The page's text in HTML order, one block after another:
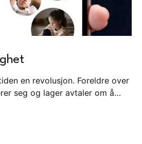
en revolusjon. Foreldre over
seg og lager avtaler om å